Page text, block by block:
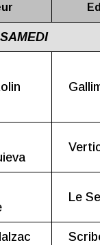
SAMEDI
Le